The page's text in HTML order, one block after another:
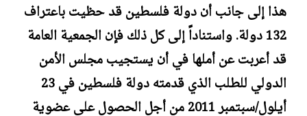
هذا إلى جانب أن دولة فلسطين قد حظيت باعتراف
132 دولة. واستناداً إلى كل ذلك فإن الجمعية العامة
قد أعربت عن أملها في أن يستجيب مجلس الأمن
الدولي للطلب الذي قدمته دولة فلسطين في 23
أيلول/سبتمبر 2011 من أجل الحصول على عضوية